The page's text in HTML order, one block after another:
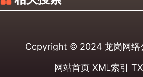
Copyright © 2024 龙岗网络
网站首页 XML索引